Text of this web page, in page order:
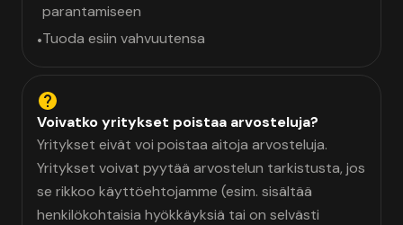
parantamiseen
•Tuoda esiin vahvuutensa
Voivatko yritykset poistaa arvosteluja?
Yritykset eivät voi poistaa aitoja arvosteluja.
Yritykset voivat pyytää arvostelun tarkistusta, jos
se rikkoo käyttöehtojamme (esim. sisältää
henkilökohtaisia hyökkäyksiä tai on selvästi